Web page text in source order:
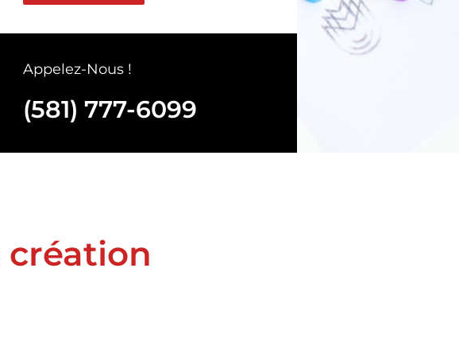
l
p
o
e
Appelez-Nous !
(581) 777-6099
création